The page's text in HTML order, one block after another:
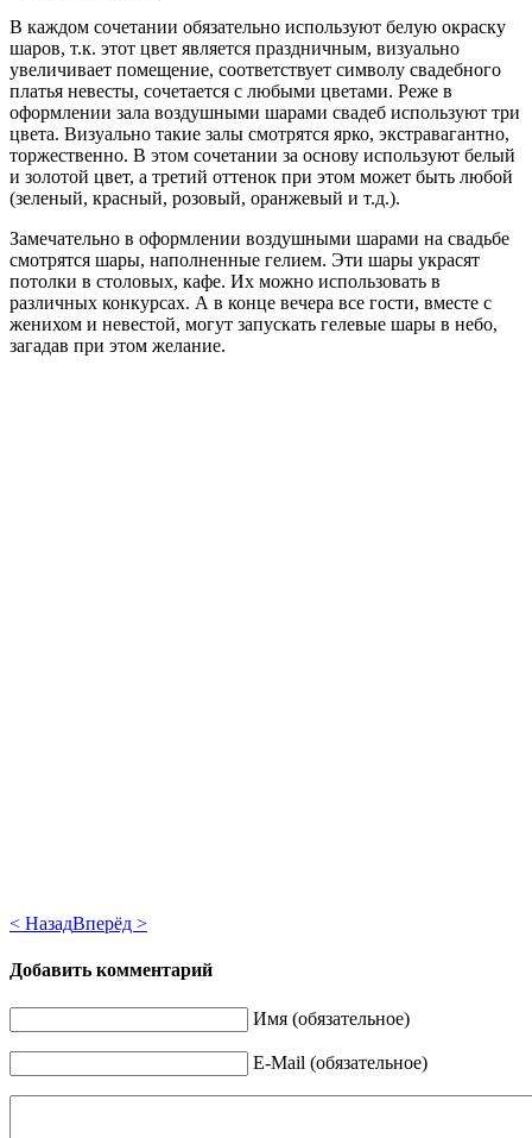
В каждом сочетании обязательно используют белую окраску
шаров, т.к. этот цвет является праздничным, визуально
увеличивает помещение, соответствует символу свадебного
платья невесты, сочетается с любыми цветами. Реже в
оформлении зала воздушными шарами свадеб используют три
цвета. Визуально такие залы смотрятся ярко, экстравагантно,
торжественно. В этом сочетании за основу используют белый
и золотой цвет, а третий оттенок при этом может быть любой
(зеленый, красный, розовый, оранжевый и т.д.).
Замечательно в оформлении воздушными шарами на свадьбе
смотрятся шары, наполненные гелием. Эти шары украсят
потолки в столовых, кафе. Их можно использовать в
различных конкурсах. А в конце вечера все гости, вместе с
женихом и невестой, могут запускать гелевые шары в небо,
загадав при этом желание.
< НазадВперёд >
Добавить комментарий
Имя (обязательное)
E-Mail (обязательное)